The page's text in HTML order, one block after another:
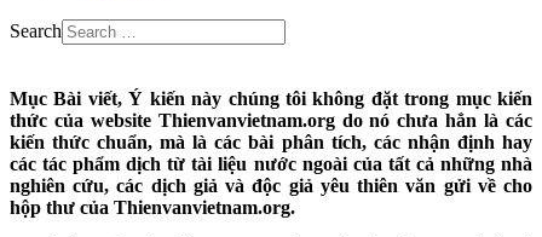
Search
Mục Bài viết, Ý kiến này chúng tôi không đặt trong mục kiến
thức của website Thienvanvietnam.org do nó chưa hẳn là các
kiến thức chuẩn, mà là các bài phân tích, các nhận định hay
các tác phẩm dịch từ tài liệu nước ngoài của tất cả những nhà
nghiên cứu, các dịch giả và độc giả yêu thiên văn gửi về cho
hộp thư của Thienvanvietnam.org.